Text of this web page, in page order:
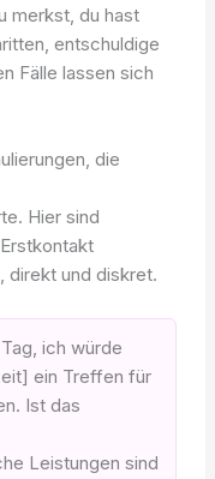
merkst, du hast
entschuldige
Fälle lassen sich
die
Hier sind
direkt und diskret.
ich würde
ein Treffen für
Ist das
Leistungen sind